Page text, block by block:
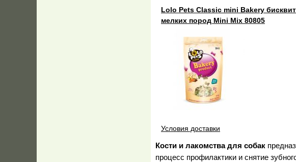
Lolo Pets Classic mini Bakery
мелких пород Mini Mix 80805
Условия доставки
Кости и лакомства для собак
процесс профилактики и снятие